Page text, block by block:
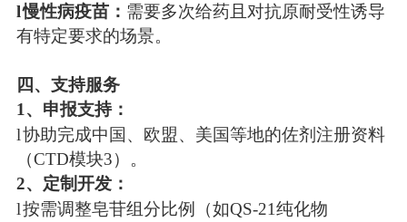
l慢性病疫苗： 需要多次给药且对抗原耐受性诱导
有特定要求的场景。
四、支持服务
1、申报支持：
l协助完成中国、欧盟、美国等地的佐剂注册资料
（CTD模块3）。
2、定制开发：
l按需调整皂苷组分比例（如QS-21纯化物